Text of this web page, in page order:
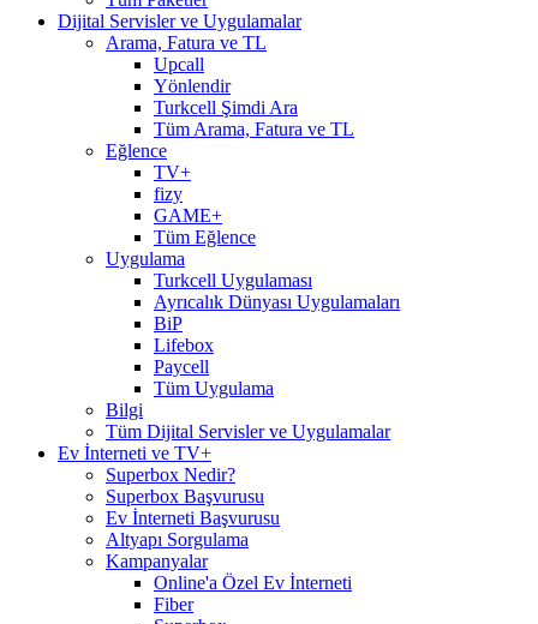
Dijital Servisler ve Uygulamalar
Arama, Fatura ve TL
Upcall
Yönlendir
Turkcell Şimdi Ara
Tüm Arama, Fatura ve TL
Eğlence
TV+
fizy
GAME+
Tüm Eğlence
Uygulama
Turkcell Uygulaması
Ayrıcalık Dünyası Uygulamaları
BiP
Lifebox
Paycell
Tüm Uygulama
Bilgi
Tüm Dijital Servisler ve Uygulamalar
Ev İnterneti ve TV+
Superbox Nedir?
Superbox Başvurusu
Ev İnterneti Başvurusu
Altyapı Sorgulama
Kampanyalar
Online'a Özel Ev İnterneti
Fiber